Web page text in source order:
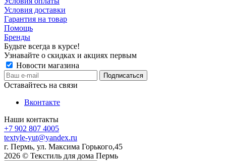
Условия доставки
Гарантия на товар
Помощь
Бренды
Будьте всегда в курсе!
Узнавайте о скидках и акциях первым
Новости магазина
Оставайтесь на связи
Вконтакте
Наши контакты
+7 902 807 4005
textyle-yut@yandex.ru
г. Пермь, ул. Максима Горького,45
2026 © Текстиль для дома Пермь